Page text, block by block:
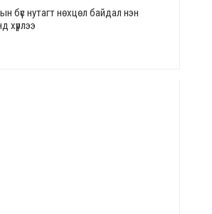
бүс нутагт нөхцөл байдал нэн
хүрлээ